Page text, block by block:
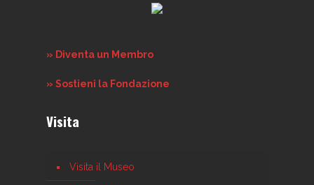
» Diventa un Membro
» Sostieni la Fondazione
Visita
Visita il Museo